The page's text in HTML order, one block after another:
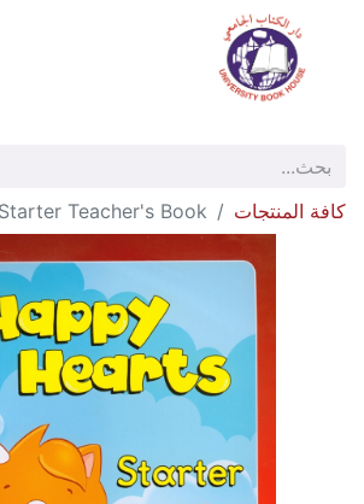
كافة المنتجات Teacher's Book